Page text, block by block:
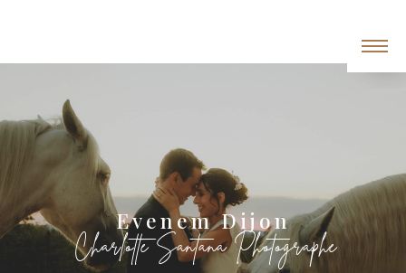
Evenem Dijon
Charlotte Santana Photographe